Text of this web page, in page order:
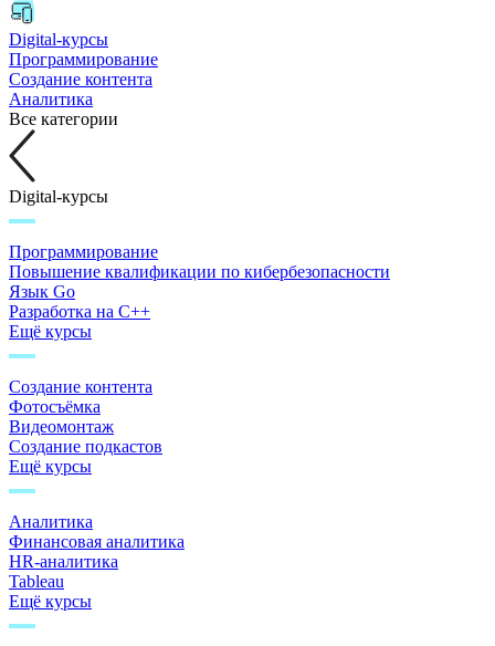
Digital-курсы
Программирование
Создание контента
Аналитика
Все категории
Digital-курсы
Программирование
Повышение квалификации по кибербезопасности
Язык Go
Разработка на C++
Ещё курсы
Создание контента
Фотосъёмка
Видеомонтаж
Создание подкастов
Ещё курсы
Аналитика
Финансовая аналитика
HR-аналитика
Tableau
Ещё курсы